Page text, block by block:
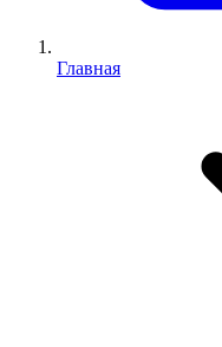
Главная